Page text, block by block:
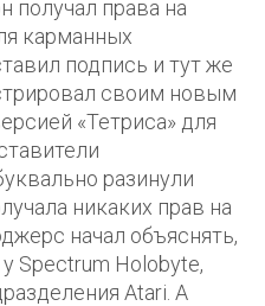
получал права на
карманных
подпись и тут же
своим новым
«Тетриса» для
разинули
никаких прав на
начал объяснять,
Spectrum Holobyte,
Atari. А